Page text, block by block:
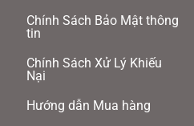
Chính Sách Bảo Mật thông
tin
Chính Sách Xử Lý Khiếu
Nại
Hướng dẫn Mua hàng